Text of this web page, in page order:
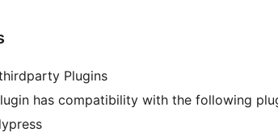
Plugins
has compatibility with the following